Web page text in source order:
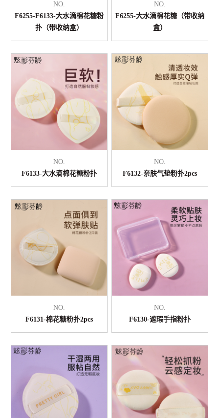
NO.
F6255-F6133-大水滴棉花糖粉
扑（带收纳盒）
NO.
F6255-大水滴棉花糖（带收纳
盒）
NO.
F6133-大水滴棉花糖粉扑
NO.
F6132-亲肤气垫粉扑2pcs
NO.
F6131-棉花糖粉扑2pcs
NO.
F6130-遮瑕手指粉扑